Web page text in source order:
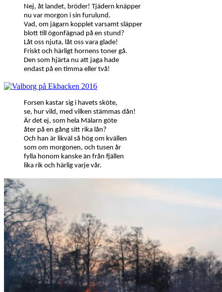
Nej, åt landet, bröder! Tjädern knäpper
nu var morgon i sin furulund.
Vad, om jägarn kopplet varsamt släpper
blott till ögonfägnad på en stund?
Låt oss njuta, låt oss vara glade!
Friskt och härligt hornens toner gå.
Den som hjärta nu att jaga hade
endast på en timma eller två!
Forsen kastar sig i havets sköte,
se, hur vild, med vilken stämmas dån!
Är det ej, som hela Mälarn göte
åter på en gång sitt rika lån?
Och han är likväl så hög om kvällen
som om morgonen, och tusen år
fylla honom kanske än från fjällen
lika rik och härlig varje vår.